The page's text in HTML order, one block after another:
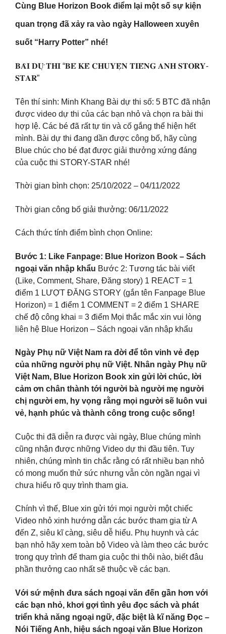
Cùng Blue Horizon Book điểm lại một số sự kiện
quan trọng đã xảy ra vào ngày Halloween xuyên
suốt “Harry Potter” nhé!
𝐁𝐀̀𝐈 𝐃𝐔̛̣ 𝐓𝐇𝐈 “𝐁𝐄́ 𝐊𝐄̂̉ 𝐂𝐇𝐔𝐘𝐄̣̂𝐍 𝐓𝐈𝐄̂́𝐍𝐆 𝐀𝐍𝐇 𝐒𝐓𝐎𝐑𝐘-
𝐒𝐓𝐀𝐑”
Tên thí sinh: Minh Khang Bài dự thi số: 5 BTC đã nhận
được video dự thi của các bạn nhỏ và chọn ra bài thi
hợp lệ. Các bé đã rất tự tin và cố gắng thể hiện hết
mình. Bài dự thi đang dần được công bố, hãy cùng
Blue chúc cho bé đạt được giải thưởng xứng đáng
của cuộc thi STORY-STAR nhé!
Thời gian bình chọn: 25/10/2022 – 04/11/2022
Thời gian công bố giải thưởng: 06/11/2022
Cách thức tính điểm bình chọn Online:
Bước 1: Like Fanpage: Blue Horizon Book – Sách
ngoại văn nhập khẩu Bước 2: Tương tác bài viết
(Like, Comment, Share, Đăng story) 1 REACT = 1
điểm 1 LƯỢT ĐĂNG STORY (gắn tên Fanpage Blue
Horizon) = 1 điểm 1 COMMENT = 2 điểm 1 SHARE
chế độ công khai = 3 điểm Mọi thắc mắc xin vui lòng
liên hệ Blue Horizon – Sách ngoại văn nhập khẩu
Ngày Phụ nữ Việt Nam ra đời để tôn vinh vẻ đẹp
của những người phụ nữ Việt. Nhân ngày Phụ nữ
Việt Nam, Blue Horizon Book xin gửi lời chúc, lời
cảm ơn chân thành tới người bà người mẹ người
chị người em, hy vọng rằng mọi người sẽ luôn vui
vẻ, hạnh phúc và thành công trong cuộc sống!
Cuộc thi đã diễn ra được vài ngày, Blue chúng mình
cũng nhận được những Video dự thi đầu tiên. Tuy
nhiên, chúng mình tin chắc rằng có rất nhiều bạn nhỏ
có mong muốn thử sức nhưng vẫn còn ngần ngại vì
chưa hiểu rõ quy trình tham gia.
Chính vì thế, Blue xin gửi tới mọi người một chiếc
Video nhỏ xinh hướng dẫn các bước tham gia từ A
đến Z, siêu kĩ càng, siêu dễ hiểu. Phụ huynh và các
bạn nhỏ hãy xem toàn bộ Video và làm theo các bước
trong quy trình để tham gia cuộc thi thôi nào, biết đâu
phần thưởng cao nhất sẽ thuộc về các bạn.
Với sứ mệnh đưa sách ngoại văn đến gần hơn với
các bạn nhỏ, khơi gợi tình yêu đọc sách và phát
triển khả năng ngoại ngữ, đặc biệt là kĩ năng Đọc –
Nói Tiếng Anh, hiệu sách ngoại văn Blue Horizon